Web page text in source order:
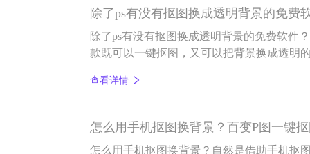
除了ps有没有抠图换成透明背景的免费
除了ps有没有抠图换成透明背景的免费软件
款既可以一键抠图，又可以把背景换成透明
是相当麻烦的，要换个背景图更是麻烦，百
查看详情
怎么用手机抠图换背景？百变P图一键
怎么用手机抠图换背景？自然是借助手机抠